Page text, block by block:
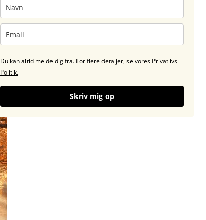
Du kan altid melde dig fra. For flere detaljer, se vores Privatlivs
Politik.
Skriv mig op